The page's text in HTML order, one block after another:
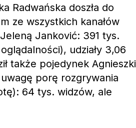
Radwańska doszła do
ze wszystkich kanałów
Janković: 391 tys.
udziały 3,06
także pojedynek Agnieszki
porę rozgrywania
64 tys. widzów, ale